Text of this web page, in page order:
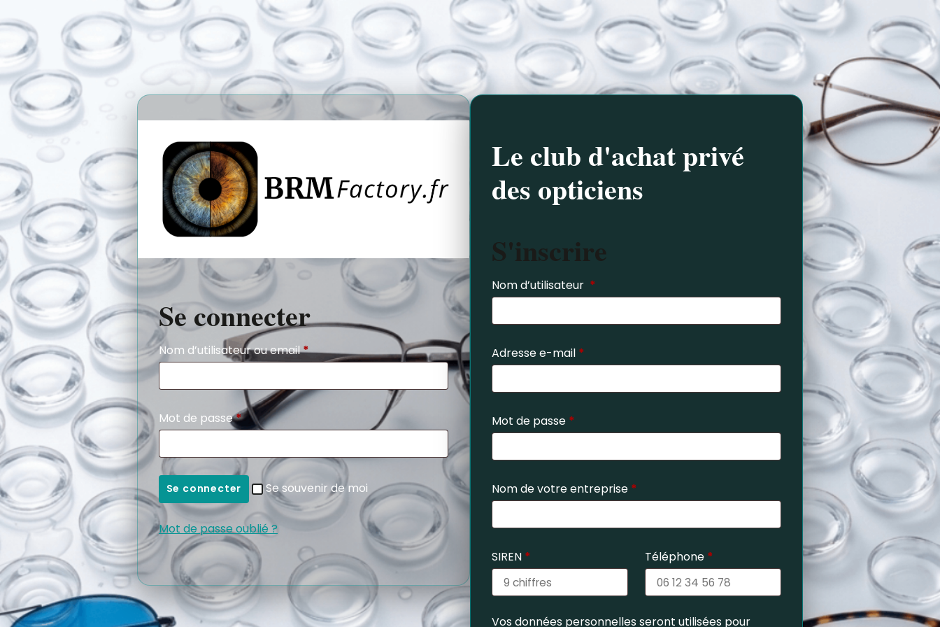
Se connecter
Nom d’utilisateur ou email*
Mot de passe*
Se connecter Se souvenir de moi
Mot de passe oublié ?
Le club d'achat privé
des opticiens
S'inscrire
Nom d’utilisateur *
Adresse e-mail *
Mot de passe *
Nom de votre entreprise *
SIREN * Téléphone *
Vos données personnelles seront utilisées pour